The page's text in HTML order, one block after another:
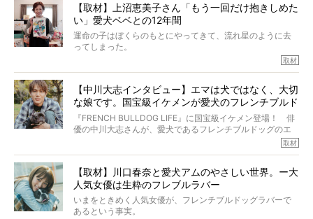
ところが、フレンチブルドッグの桃太郎は9歳で脳腫瘍を発
症し、なんと4年7ヶ月間も生き抜いたのです。旅立ったと
きの年齢は13歳と11ヶ月、レジェンド級のレジェンドでし
た。さらには、治療後3年間は一度も発作が起きなかったと
いいます。
この事実はフレンチブルドッグだけでなく、脳腫瘍と闘う
多くの犬たちに勇気と希望を与えるに違いありません。桃
太郎のオーナーである佐藤さんご夫婦に、治療の選択やケ
アについて詳しくお話しをうかがいました。
【取材】上沼恵美子さん「もう一回だけ抱きしめた
い」愛犬ベベとの12年間
運命の子はぼくらのもとにやってきて、流れ星のように去
ってしまった。
けれども、ぼくらはそのことについて考えたいし、泣き出
り添いたいと思う。
その悲しみをいますぐ解消することはできないが、話をき
いて、泣いたり笑ったりするのもいいだろう。
こんな子だった、こんなにいい子だった、ほんとうに愛し
ていたと。
ぼくらは上沼恵美子さんのご自宅へ伺って、お話をきこう
と思った。
取材
【中川大志インタビュー】エマは犬ではなく、大切
な娘です。国宝級イケメンが愛犬のフレンチブルド
ッグと一緒に登場
『FRENCH BULLDOG LIFE』に国宝級イケメン登場！ 俳
優の中川大志さんが、愛犬であるフレンチブルドッグのエ
マちゃん（2歳の女の子）にメロメロとの情報を聞きつけ、
中川さんを直撃。そのフレブル愛をたっぷり語っていただ
カエピソードが次から次へと飛び出しました。
取材
【取材】川口春奈と愛犬アムのやさしい世界。ー大
人気女優は生粋のフレブルラバー
いまをときめく人気女優が、フレンチブルドッグラバーで
あるという事実。